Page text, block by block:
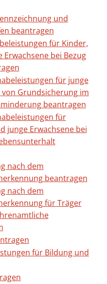
und
beantragen
für Kinder,
Erwachsene bei Bezug
für junge
von Grundsicherung im
beantragen
für
junge Erwachsene bei
nach dem
beantragen
nach dem
für Träger
für Bildung und